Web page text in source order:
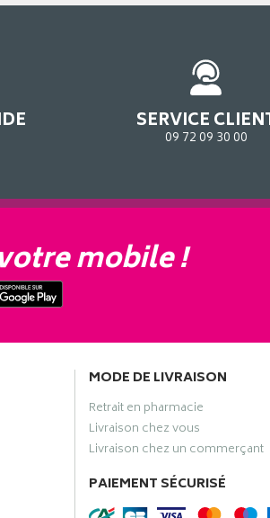
SERVICE
09 72 09 30 00
mobile !
MODE DE LIVRAISON
Retrait en pharmacie
Livraison chez vous
Livraison chez un commerçant
PAIEMENT SÉCURISÉ